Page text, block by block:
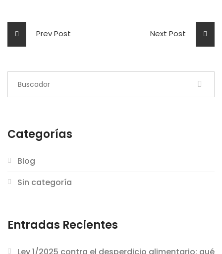
Prev Post Next Post
Categorías
Blog
Sin categoría
Entradas Recientes